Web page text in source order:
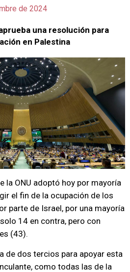
de 2024
una resolución para
en Palestina
la ONU adoptó hoy por mayoría
el fin de la ocupación de los
parte de Israel, por una mayoría
14 en contra, pero con
(43).
de dos tercios para apoyar esta
como todas las de la